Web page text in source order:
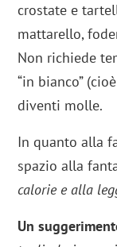
crostate e
mattarello,
Non richiede
“in bianco”
diventi molle.
In quanto alla
spazio alla
calorie e alla
Un